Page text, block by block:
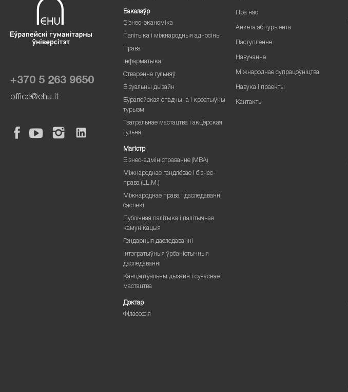
+370 5 263 9650
office@ehu.lt
Бакалаўр
Бізнес-эканоміка
Палітыка і міжнародныя адносіны
Права
Інфарматыка
Стварэнне гульняў
Візуальны дызайн
Еўрапейская спадчына і крэатыўны
турызм
Тэатральнае мастацтва і акцёрская
гульня
Магістр
Бізнес-адміністраванне (MBA)
Міжнароднае гандлёвае і бізнес-
права (LL.M.)
Міжнароднае права і даследаванні
бяспекі
Публічная палітыка і палітычная
камунікацыя
Гендарныя даследаванні
Інтэгратыўныя ўрбаністычныя
даследаванні
Канцэптуальны дызайн і сучаснае
мастацтва
Доктар
Філасофія
Пра нас
Анкета абітурыента
Паступленне
Навучанне
Міжнароднае супрацоўніцтва
Навука і праекты
Кантакты